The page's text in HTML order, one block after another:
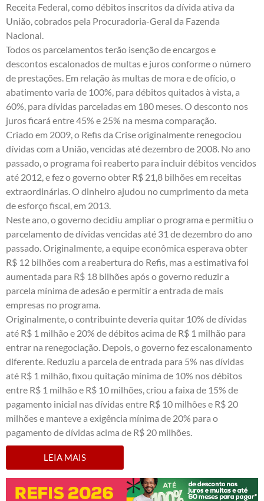
Receita Federal, como débitos inscritos da dívida ativa da
União, cobrados pela Procuradoria-Geral da Fazenda
Nacional.
Todos os parcelamentos terão isenção de encargos e
descontos escalonados de multas e juros conforme o número
de prestações. Em relação às multas de mora e de ofício, o
abatimento varia de 100%, para débitos quitados à vista, a
60%, para dívidas parceladas em 180 meses. O desconto nos
juros ficará entre 45% e 25% na mesma comparação.
Criado em 2009, o Refis da Crise originalmente renegociou
dívidas com a União, vencidas até dezembro de 2008. No ano
passado, o programa foi reaberto para incluir débitos vencidos
até 2012, e fez o governo obter R$ 21,8 bilhões em receitas
extraordinárias. O dinheiro ajudou no cumprimento da meta
de esforço fiscal, em 2013.
Neste ano, o governo decidiu ampliar o programa e permitiu o
parcelamento de dívidas vencidas até 31 de dezembro do ano
passado. Originalmente, a equipe econômica esperava obter
R$ 12 bilhões com a reabertura do Refis, mas a estimativa foi
aumentada para R$ 18 bilhõesapós o governo reduzir a
parcela mínima de adesãoe permitir a entrada de mais
empresas no programa.
Originalmente, o contribuinte deveria quitar 10% de dívidas
até R$ 1 milhão e 20% de débitos acima de R$ 1 milhão para
entrar na renegociação. Depois, o governo fez escalonamento
diferente. Reduziu a parcela de entrada para 5% nas dívidas
até R$ 1 milhão, fixou quitação mínima de 10% nos débitos
entre R$ 1 milhão e R$ 10 milhões, criou a faixa de 15% de
pagamento inicial nas dívidas entre R$ 10 milhões e R$ 20
milhões e manteve a exigência mínima de 20% para o
pagamento de dívidas acima de R$ 20 milhões.
LEIA MAIS